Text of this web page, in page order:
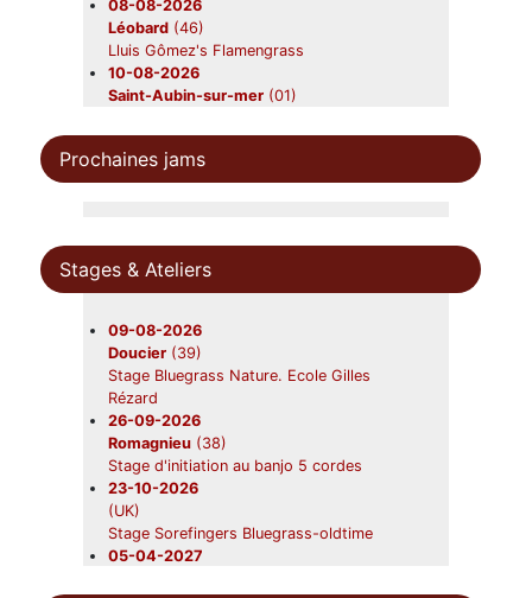
08-08-2026
Léobard (46)
Lluis Gômez's Flamengrass
10-08-2026
Saint-Aubin-sur-mer (01)
21-08-2026
Saint-Ours(63)
Beavers en concert
28-08-2026
Canéjan(33)
Beavers en concert
12-09-2026
Nerac
(47)
Beavers
19-09-2026
Foix
(09)
Beavers en concert
31-10-2026
Châtres-sur-Cher
Beavers en concert
28-11-2026
Beavers en concert
Prochaines jams
Stages & Ateliers
09-08-2026
Doucier (39)
Stage Bluegrass Nature. Ecole Gilles
Rézard
26-09-2026
Romagnieu (38)
Stage d'initiation au banjo 5 cordes
23-10-2026
(UK)
Stage Sorefingers Bluegrass-oldtime
05-04-2027